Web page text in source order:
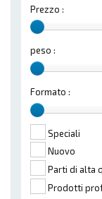
Prezzo :
peso :
Formato :
Speciali
Nuovo
Parti di alta
Prodotti